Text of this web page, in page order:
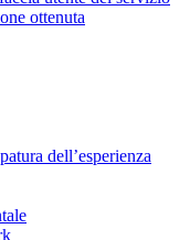
ottenuta
dell’esperienza